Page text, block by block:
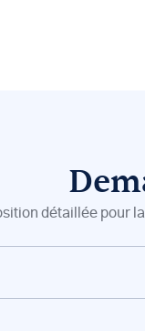
détaillée pour